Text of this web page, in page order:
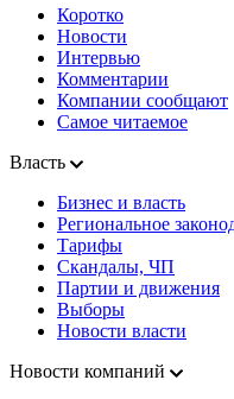
Коротко
Новости
Интервью
Комментарии
Компании сообщают
Самое читаемое
Власть
Бизнес и власть
Региональное
Тарифы
Скандалы, ЧП
Партии и движения
Выборы
Новости власти
Новости компаний